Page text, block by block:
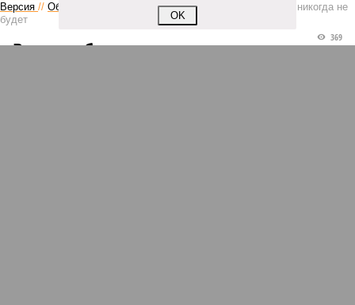
Версия // Общество
Мы могли бы жить сотни лет, но этого никогда не
будет
369
Возраст бессмертия
OK